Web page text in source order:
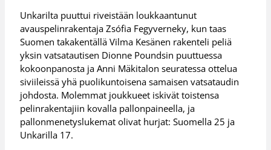
Unkarilta puuttui riveistään loukkaantunut
avauspelinrakentaja Zsófia Fegyverneky, kun taas
Suomen takakentällä Vilma Kesänen rakenteli peliä
yksin vatsatautisen Dionne Poundsin puuttuessa
kokoonpanosta ja Anni Mäkitalon seuratessa ottelua
siviileissä yhä puolikuntoisena samaisen vatsataudin
johdosta. Molemmat joukkueet iskivät toistensa
pelinrakentajiin kovalla pallonpaineella, ja
pallonmenetyslukemat olivat hurjat: Suomella 25 ja
Unkarilla 17.